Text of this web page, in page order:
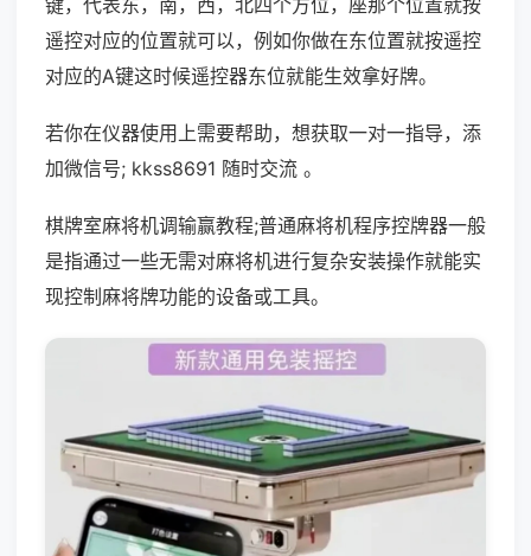
键，代表东，南，西，北四个方位，座那个位置就按
遥控对应的位置就可以，例如你做在东位置就按遥控
对应的A键这时候遥控器东位就能生效拿好牌。
若你在仪器使用上需要帮助，想获取一对一指导，添
加微信号; kkss8691 随时交流 。
棋牌室麻将机调输赢教程;普通麻将机程序控牌器一般
是指通过一些无需对麻将机进行复杂安装操作就能实
现控制麻将牌功能的设备或工具。